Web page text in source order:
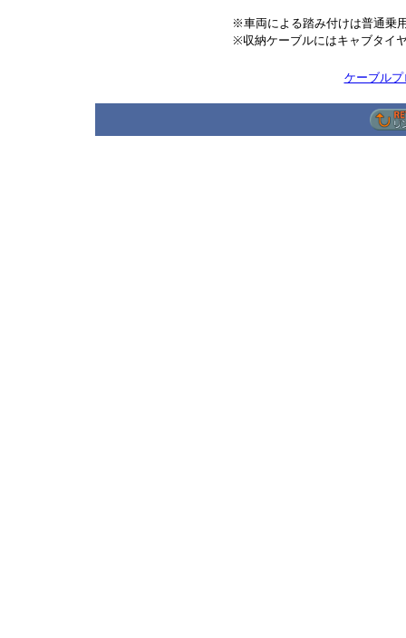
※車両による踏み付けは普通乗
※収納ケーブルにはキャブタイ
ケーブル